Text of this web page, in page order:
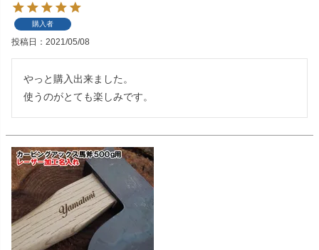
購入者
投稿日 2021/05/08
やっと購入出来ました。
使うのがとても楽しみです。